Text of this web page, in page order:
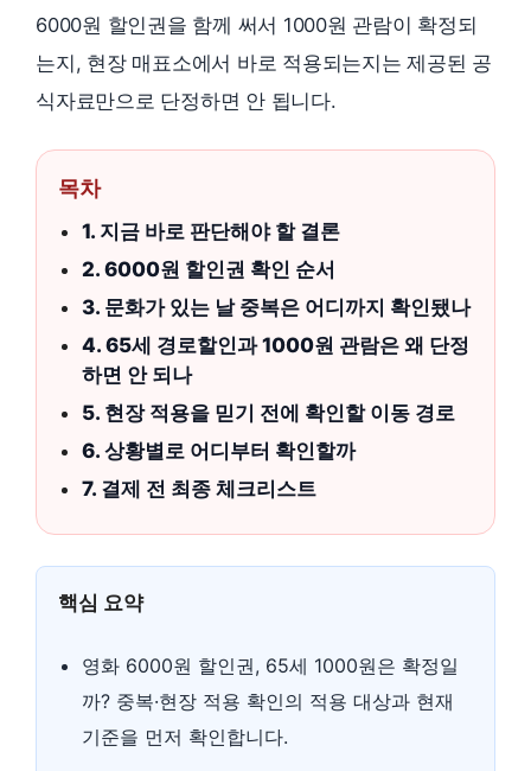
6000원 할인권을 함께 써서 1000원 관람이 확정되
는지, 현장 매표소에서 바로 적용되는지는 제공된 공
식자료만으로 단정하면 안 됩니다.
목차
1. 지금 바로 판단해야 할 결론
2. 6000원 할인권 확인 순서
3. 문화가 있는 날 중복은 어디까지 확인됐나
4. 65세 경로할인과 1000원 관람은 왜 단정
하면 안 되나
5. 현장 적용을 믿기 전에 확인할 이동 경로
6. 상황별로 어디부터 확인할까
7. 결제 전 최종 체크리스트
핵심 요약
영화 6000원 할인권, 65세 1000원은 확정일
까? 중복·현장 적용 확인의 적용 대상과 현재
기준을 먼저 확인합니다.